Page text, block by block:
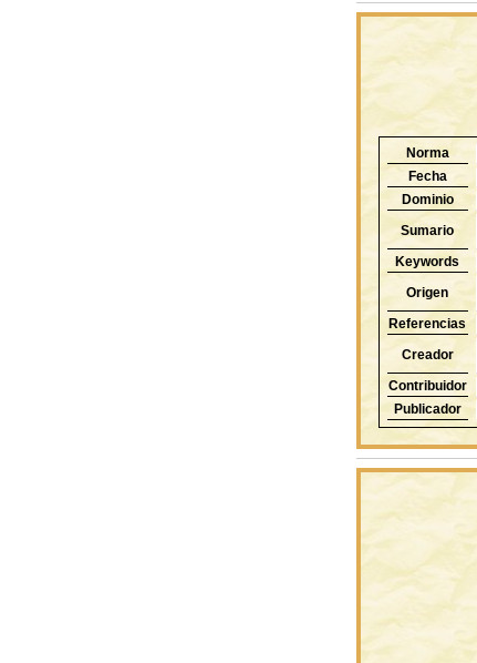
Norma
Fecha
Dominio
Sumario
Keywords
Origen
Referencias
Creador
Contribuidor
Publicador